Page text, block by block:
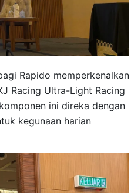
Rapido memperkenalkan
Racing Ultra-Light Racing
ini direka dengan
kegunaan harian